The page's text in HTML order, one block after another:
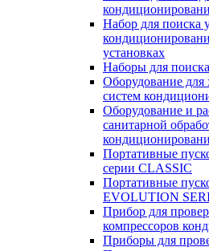
Набор для поиска
установках
Наборы для
Оборудование для
систем
Оборудование и
санитарной
Портативные
серии CLASSIC
Портативные
EVOLUTION
Прибор для
компрессоров
Приборы для